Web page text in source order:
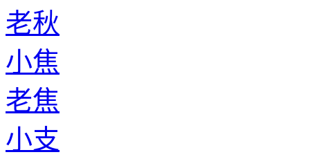
老秋
小焦
老焦
小支